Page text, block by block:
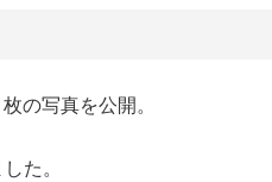
の写真を公開。
た。